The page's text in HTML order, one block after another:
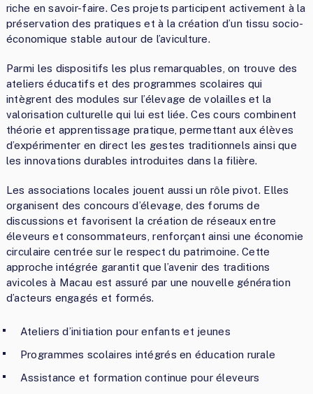
riche en savoir-faire. Ces projets participent activement à la
préservation des pratiques et à la création d’un tissu socio-
économique stable autour de l’aviculture.
Parmi les dispositifs les plus remarquables, on trouve des
ateliers éducatifs et des programmes scolaires qui
intègrent des modules sur l’élevage de volailles et la
valorisation culturelle qui lui est liée. Ces cours combinent
théorie et apprentissage pratique, permettant aux élèves
d’expérimenter en direct les gestes traditionnels ainsi que
les innovations durables introduites dans la filière.
Les associations locales jouent aussi un rôle pivot. Elles
organisent des concours d’élevage, des forums de
discussions et favorisent la création de réseaux entre
éleveurs et consommateurs, renforçant ainsi une économie
circulaire centrée sur le respect du patrimoine. Cette
approche intégrée garantit que l’avenir des traditions
avicoles à Macau est assuré par une nouvelle génération
d’acteurs engagés et formés.
Ateliers d’initiation pour enfants et jeunes
Programmes scolaires intégrés en éducation rurale
Assistance et formation continue pour éleveurs